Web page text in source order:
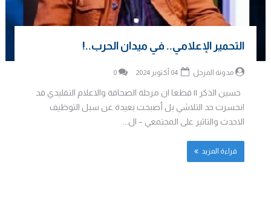
التحمير الإعلامي.. في ميدان الحرب..!
مدونة المرجل 0
حسين الذكر || قطعا ان مرحلة الصحافة والاعلام التقليدي قد
انحسرت حد التلاشي بل أصبحت بعيدة عن سبل التوظيف
الاحدث والتاثير على المجتمعي – ال...
قراءة المزيد